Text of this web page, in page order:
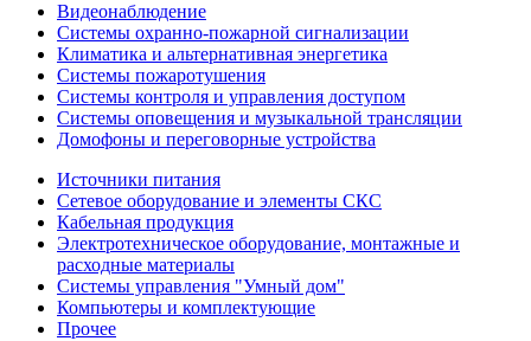
Видеонаблюдение
Системы охранно-пожарной сигнализации
Климатика и альтернативная энергетика
Системы пожаротушения
Системы контроля и управления доступом
Системы оповещения и музыкальной трансляции
Домофоны и переговорные устройства
Источники питания
Сетевое оборудование и элементы СКС
Кабельная продукция
Электротехническое оборудование, монтажные и
расходные материалы
Системы управления "Умный дом"
Компьютеры и комплектующие
Прочее